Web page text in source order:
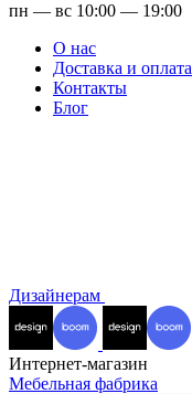
пн — вс 10:00 — 19:00
О нас
Доставка и оплата
Контакты
Блог
Дизайнерам
Интернет-магазин
Мебельная фабрика